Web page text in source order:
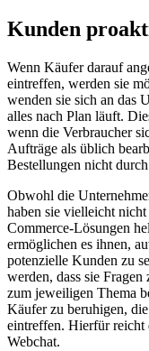
Kunden
Wenn Käufer darauf
eintreffen, werden sie
wenden sie sich an das
alles nach Plan läuft.
wenn die Verbraucher
Aufträge als üblich
Bestellungen nicht
Obwohl die
haben sie vielleicht
Commerce-Lösungen
ermöglichen es ihnen,
potenzielle Kunden zu
werden, dass sie
zum jeweiligen Thema
Käufer zu beruhigen,
eintreffen. Hierfür reicht
Webchat.